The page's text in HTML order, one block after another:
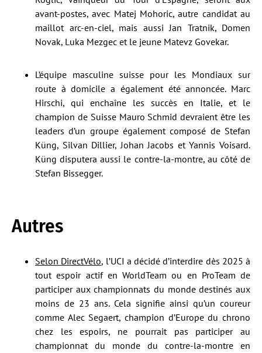
avant-postes, avec Matej Mohoric, autre candidat au
maillot arc-en-ciel, mais aussi Jan Tratnik, Domen
Novak, Luka Mezgec et le jeune Matevz Govekar.
L’équipe masculine suisse pour les Mondiaux sur
route à domicile a également été annoncée. Marc
Hirschi, qui enchaîne les succès en Italie, et le
champion de Suisse Mauro Schmid devraient être les
leaders d’un groupe également composé de Stefan
Küng, Silvan Dillier, Johan Jacobs et Yannis Voisard.
Küng disputera aussi le contre-la-montre, au côté de
Stefan Bissegger.
Autres
Selon DirectVélo, l’UCI a décidé d’interdire dès 2025 à
tout espoir actif en WorldTeam ou en ProTeam de
participer aux championnats du monde destinés aux
moins de 23 ans. Cela signifie ainsi qu’un coureur
comme Alec Segaert, champion d’Europe du chrono
chez les espoirs, ne pourrait pas participer au
championnat du monde du contre-la-montre en